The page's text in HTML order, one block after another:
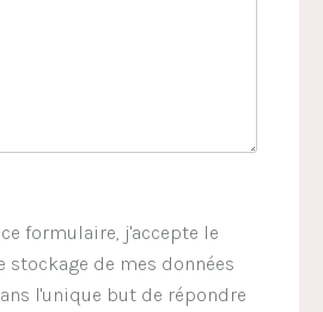
formulaire, j'accepte le
de mes données
l'unique but de répondre